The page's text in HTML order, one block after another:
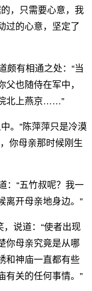
，只需要心意，我
过的心意，坚定了
有相通之处：“当
父也随侍在军中，
北上燕京……”
。”陈萍萍只是冷漠
你母亲那时候刚生
：“五竹叔呢？我一
离开母亲地身边。”
说道：“使者出现
母亲究竟是从哪
和神庙一直都有些
有关的任何事情。”